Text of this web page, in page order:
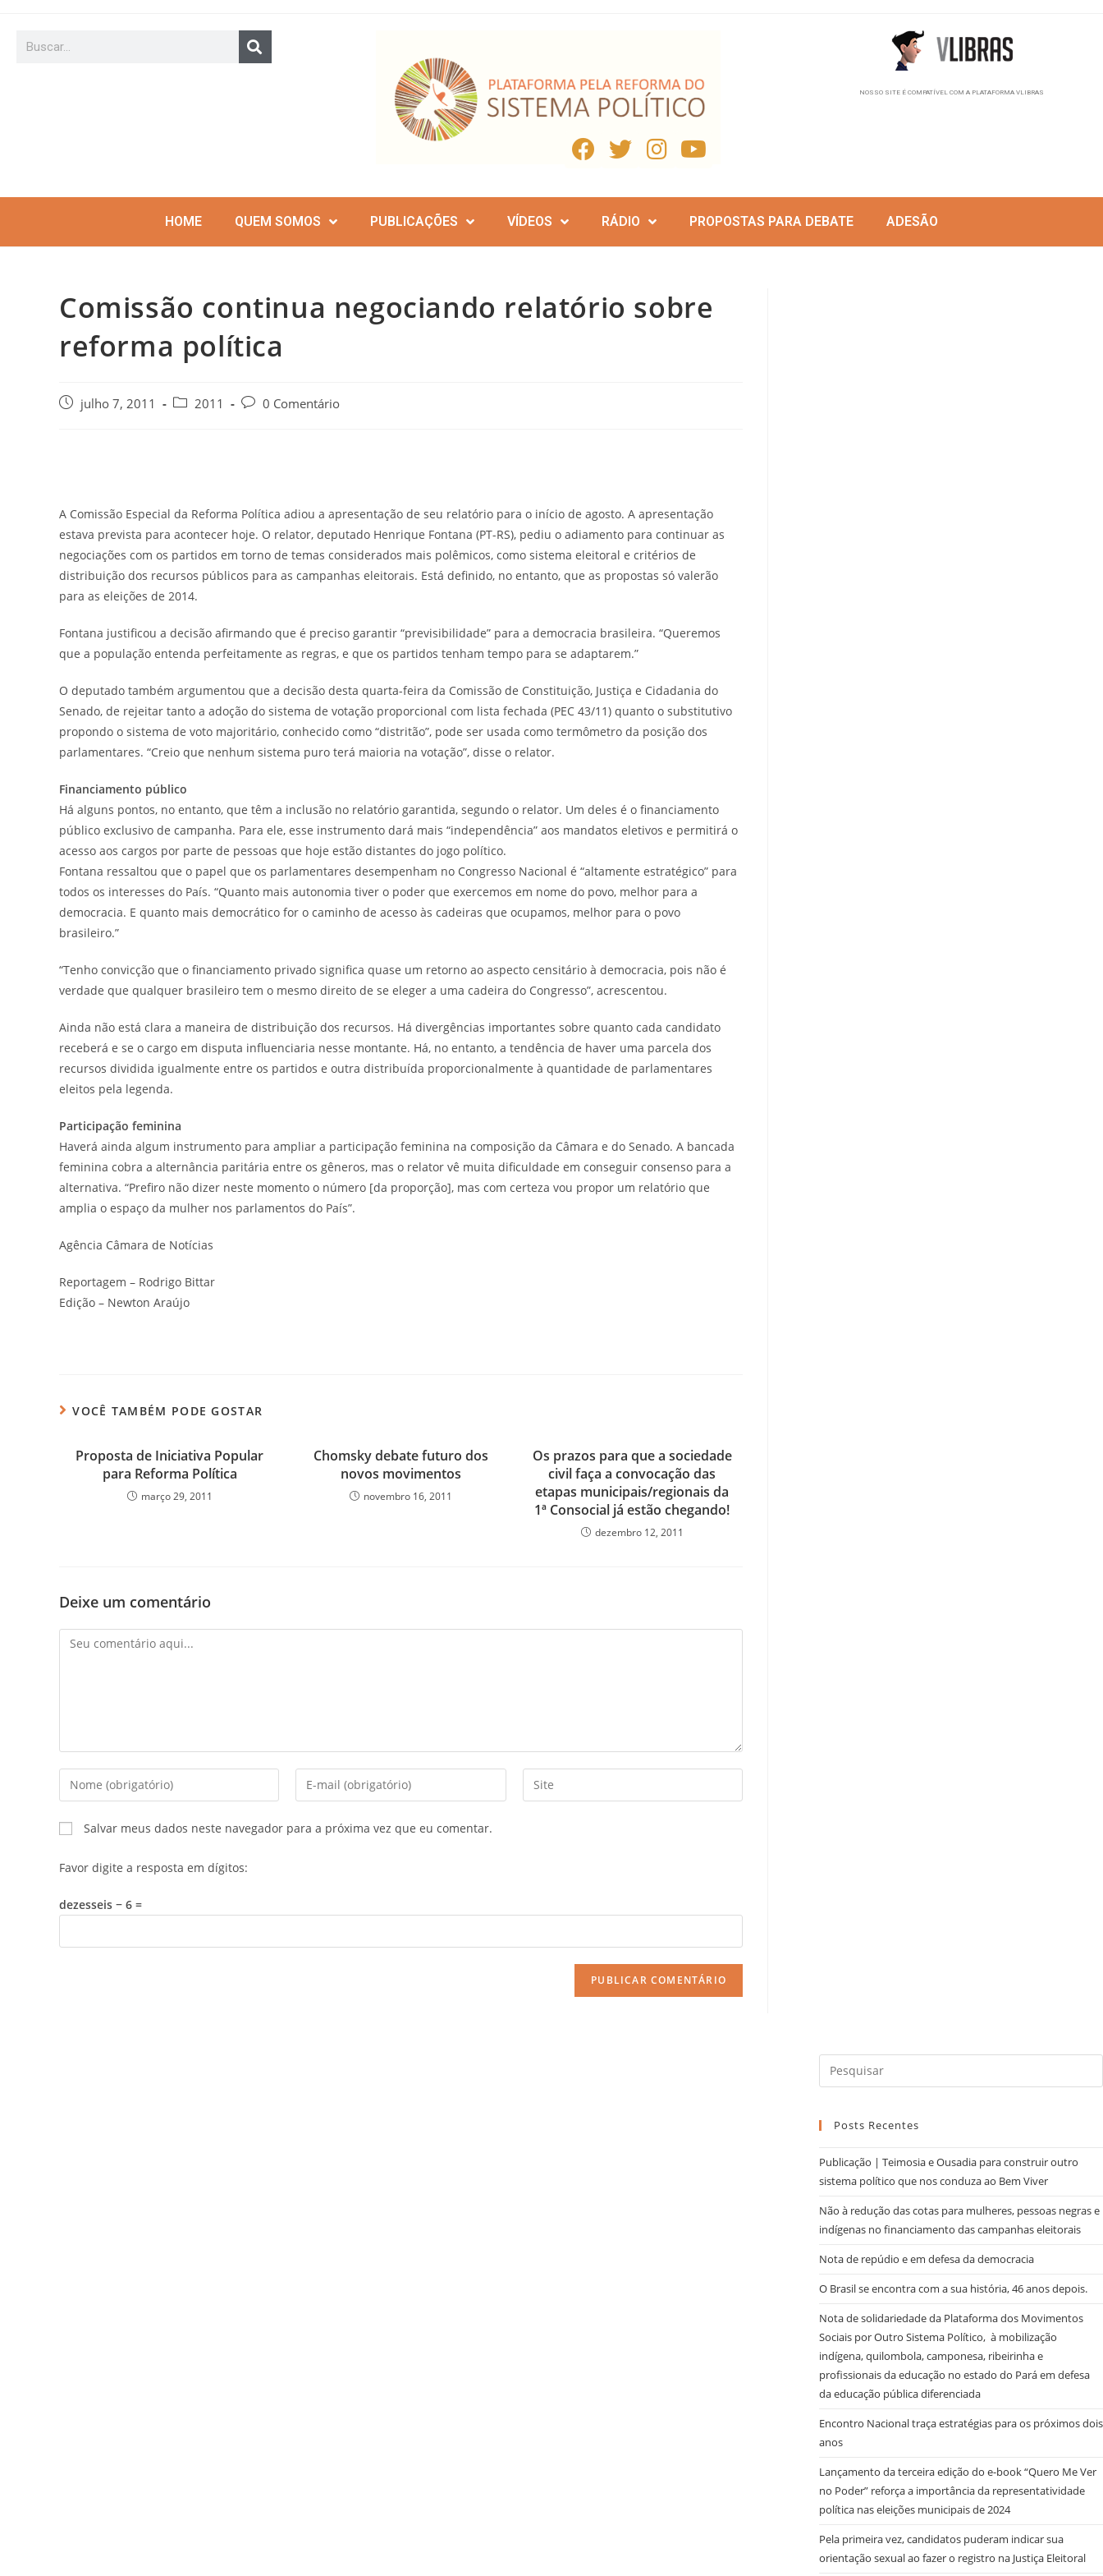
NOSSO SITE É COMPATÍVEL COM A PLATAFORMA VLIBRAS
HOME QUEM SOMOS PUBLICAÇÕES VÍDEOS RÁDIO PROPOSTAS PARA DEBATE ADESÃO
Comissão continua negociando relatório sobre
reforma política
julho 7, 2011 2011 0 Comentário
A Comissão Especial da Reforma Política adiou a apresentação de seu relatório para o início de agosto. A apresentação
estava prevista para acontecer hoje. O relator, deputado Henrique Fontana (PT-RS), pediu o adiamento para continuar as
negociações com os partidos em torno de temas considerados mais polêmicos, como sistema eleitoral e critérios de
distribuição dos recursos públicos para as campanhas eleitorais. Está definido, no entanto, que as propostas só valerão
para as eleições de 2014.
Fontana justificou a decisão afirmando que é preciso garantir “previsibilidade” para a democracia brasileira. “Queremos
que a população entenda perfeitamente as regras, e que os partidos tenham tempo para se adaptarem.”
O deputado também argumentou que a decisão desta quarta-feira da Comissão de Constituição, Justiça e Cidadania do
Senado, de rejeitar tanto a adoção do sistema de votação proporcional com lista fechada (PEC 43/11) quanto o substitutivo
propondo o sistema de voto majoritário, conhecido como “distritão”, pode ser usada como termômetro da posição dos
parlamentares. “Creio que nenhum sistema puro terá maioria na votação”, disse o relator.
Financiamento público
Há alguns pontos, no entanto, que têm a inclusão no relatório garantida, segundo o relator. Um deles é o financiamento
público exclusivo de campanha. Para ele, esse instrumento dará mais “independência” aos mandatos eletivos e permitirá o
acesso aos cargos por parte de pessoas que hoje estão distantes do jogo político.
Fontana ressaltou que o papel que os parlamentares desempenham no Congresso Nacional é “altamente estratégico” para
todos os interesses do País. “Quanto mais autonomia tiver o poder que exercemos em nome do povo, melhor para a
democracia. E quanto mais democrático for o caminho de acesso às cadeiras que ocupamos, melhor para o povo
brasileiro.”
“Tenho convicção que o financiamento privado significa quase um retorno ao aspecto censitário à democracia, pois não é
verdade que qualquer brasileiro tem o mesmo direito de se eleger a uma cadeira do Congresso”, acrescentou.
Ainda não está clara a maneira de distribuição dos recursos. Há divergências importantes sobre quanto cada candidato
receberá e se o cargo em disputa influenciaria nesse montante. Há, no entanto, a tendência de haver uma parcela dos
recursos dividida igualmente entre os partidos e outra distribuída proporcionalmente à quantidade de parlamentares
eleitos pela legenda.
Participação feminina
Haverá ainda algum instrumento para ampliar a participação feminina na composição da Câmara e do Senado. A bancada
feminina cobra a alternância paritária entre os gêneros, mas o relator vê muita dificuldade em conseguir consenso para a
alternativa. “Prefiro não dizer neste momento o número [da proporção], mas com certeza vou propor um relatório que
amplia o espaço da mulher nos parlamentos do País”.
Agência Câmara de Notícias
Reportagem – Rodrigo Bittar
Edição – Newton Araújo
VOCÊ TAMBÉM PODE GOSTAR
Proposta de Iniciativa Popular
para Reforma Política
março 29, 2011
Chomsky debate futuro dos
novos movimentos
novembro 16, 2011
Os prazos para que a sociedade
civil faça a convocação das
etapas municipais/regionais da
1ª Consocial já estão chegando!
dezembro 12, 2011
Deixe um comentário
Salvar meus dados neste navegador para a próxima vez que eu comentar.
Favor digite a resposta em dígitos:
dezesseis − 6 =
Posts Recentes
Publicação | Teimosia e Ousadia para construir outro
sistema político que nos conduza ao Bem Viver
Não à redução das cotas para mulheres, pessoas negras e
indígenas no financiamento das campanhas eleitorais
Nota de repúdio e em defesa da democracia
O Brasil se encontra com a sua história, 46 anos depois.
Nota de solidariedade da Plataforma dos Movimentos
Sociais por Outro Sistema Político, à mobilização
indígena, quilombola, camponesa, ribeirinha e
profissionais da educação no estado do Pará em defesa
da educação pública diferenciada
Encontro Nacional traça estratégias para os próximos dois
anos
Lançamento da terceira edição do e-book “Quero Me Ver
no Poder” reforça a importância da representatividade
política nas eleições municipais de 2024
Pela primeira vez, candidatos puderam indicar sua
orientação sexual ao fazer o registro na Justiça Eleitoral